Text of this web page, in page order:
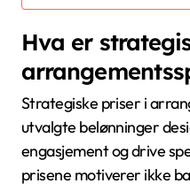
Hva er
Strategiske priser i
utvalgte belønninger
engasjement og drive
prisene motiverer ikke